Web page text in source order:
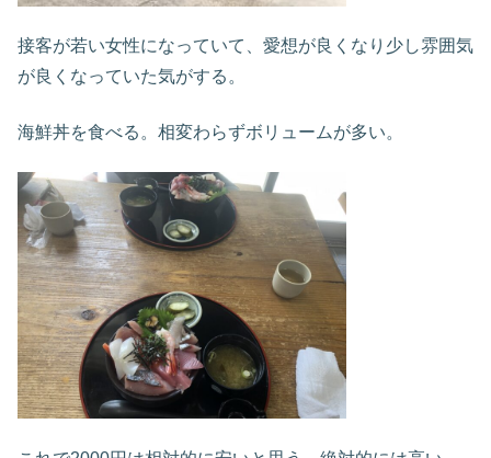
接客が若い女性になっていて、愛想が良くなり少し雰囲気
が良くなっていた気がする。
海鮮丼を食べる。相変わらずボリュームが多い。